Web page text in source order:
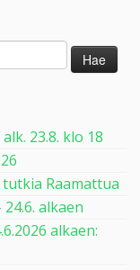
23.8. klo 18
Raamattua
alkaen
alkaen: